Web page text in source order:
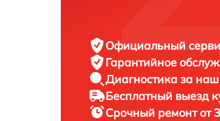
Официальный
Гарантийное
Диагностика за наш
Бесплатный выезд
Срочный ремонтот